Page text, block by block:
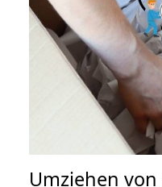
Umziehen von